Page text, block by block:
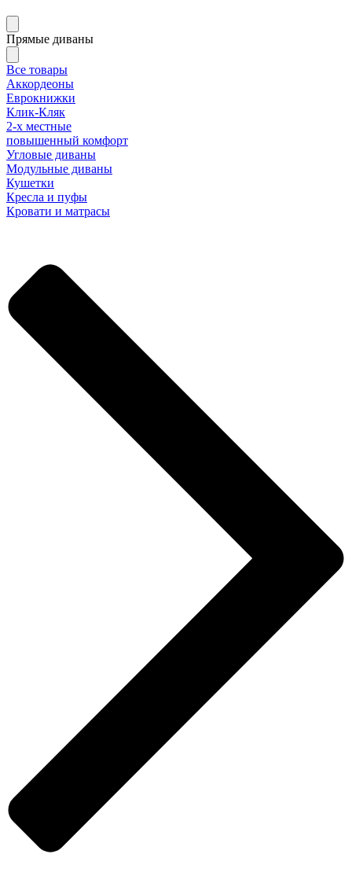
Прямые диваны
Все товары
Аккордеоны
Еврокнижки
Клик-Кляк
2-х местные
повышенный комфорт
Угловые диваны
Модульные диваны
Кушетки
Кресла и пуфы
Кровати и матрасы